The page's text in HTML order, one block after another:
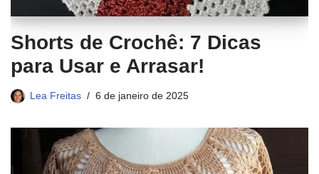
Shorts de Crochê: 7 Dicas
para Usar e Arrasar!
Lea Freitas 6 de janeiro de 2025